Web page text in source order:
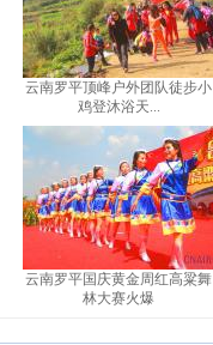
云南罗平顶峰户外团队徒步小
鸡登沐浴天...
云南罗平国庆黄金周红高粱舞
林大赛火爆